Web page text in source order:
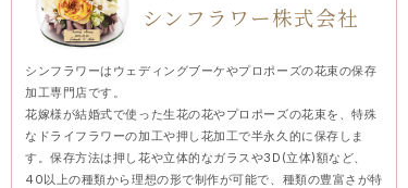
シンフラワー株式会社
シンフラワーはウェディングブーケやプロポーズの花束の保存
加工専門店です。
花嫁様が結婚式で使った生花の花やプロポーズの花束を、特殊
なドライフラワーの加工や押し花加工で半永久的に保存しま
す。保存方法は押し花や立体的なガラスや3D(立体)額など、
40以上の種類から理想の形で制作が可能で、種類の豊富さが特